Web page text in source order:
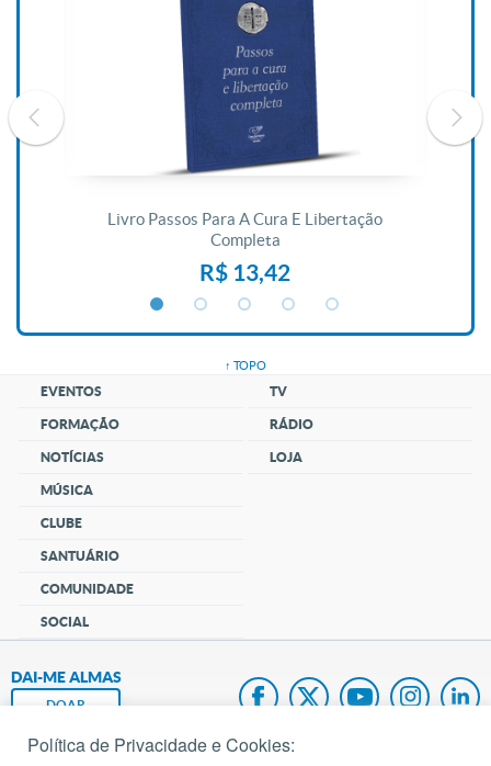
Livro Passos Para A Cura E Libertação
Completa
R$ 13,42
↑ TOPO
EVENTOS
FORMAÇÃO
NOTÍCIAS
MÚSICA
CLUBE
SANTUÁRIO
COMUNIDADE
SOCIAL
TV
RÁDIO
LOJA
DAI-ME ALMAS
DOAR
Fundação João Paulo II
Política de Privacidade e Cookies: